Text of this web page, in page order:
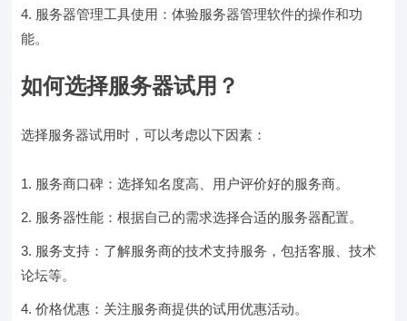
服务器管理工具使用：体验服务器管理软件的操作和功
能。
如何选择服务器试用？
选择服务器试用时，可以考虑以下因素：
服务商口碑：选择知名度高、用户评价好的服务商。
服务器性能：根据自己的需求选择合适的服务器配置。
服务支持：了解服务商的技术支持服务，包括客服、技术
论坛等。
价格优惠：关注服务商提供的试用优惠活动。